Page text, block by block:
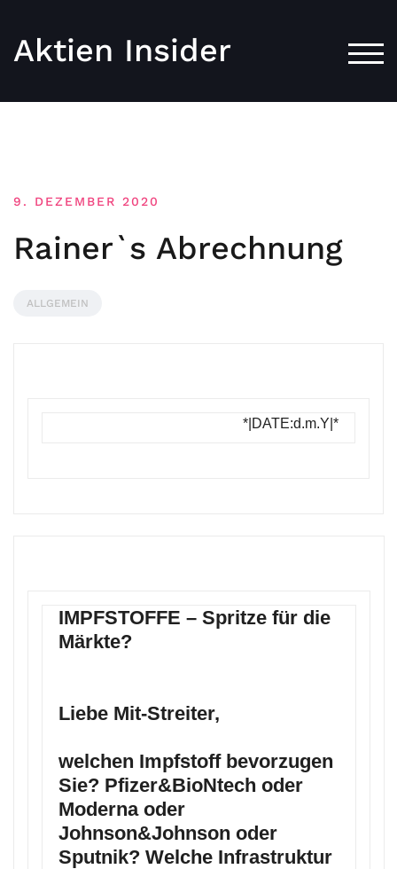
Aktien Insider
9. DEZEMBER 2020
Rainer`s Abrechnung
ALLGEMEIN
*|DATE:d.m.Y|*
IMPFSTOFFE – Spritze für die
Märkte?
Liebe Mit-Streiter,
welchen Impfstoff bevorzugen
Sie? Pfizer&BioNtech oder
Moderna oder
Johnson&Johnson oder
Sputnik? Welche Infrastruktur